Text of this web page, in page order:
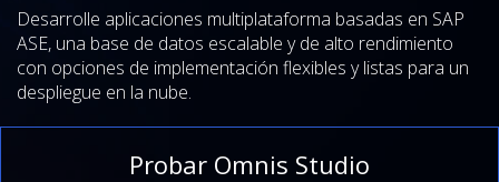
Desarrolle aplicaciones multiplataforma basadas en SAP
ASE, una base de datos escalable y de alto rendimiento
con opciones de implementación flexibles y listas para un
despliegue en la nube.
Probar Omnis Studio